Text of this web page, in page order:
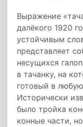
Выражение
далёкого 1920
устойчивым
представляет
несущихся
в тачанку, на
готовый в
Исторически
было тройка
конные части,